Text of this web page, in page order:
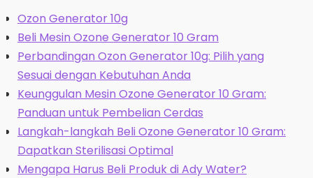
Ozon Generator 10g
Beli Mesin Ozone Generator 10 Gram
Perbandingan Ozon Generator 10g: Pilih yang
Sesuai dengan Kebutuhan Anda
Keunggulan Mesin Ozone Generator 10 Gram:
Panduan untuk Pembelian Cerdas
Langkah-langkah Beli Ozone Generator 10 Gram:
Dapatkan Sterilisasi Optimal
Mengapa Harus Beli Produk di Ady Water?